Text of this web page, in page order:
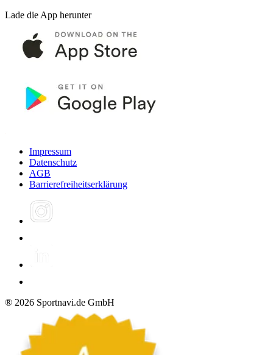
Lade die App herunter
Impressum
Datenschutz
AGB
Barrierefreiheitserklärung
® 2026 Sportnavi.de GmbH